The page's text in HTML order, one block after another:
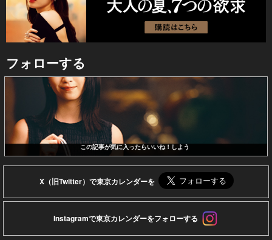
フォローする
この記事が気に入ったらいいね！しよう
X（旧Twitter）で東京カレンダーを
Instagramで東京カレンダーをフォローする